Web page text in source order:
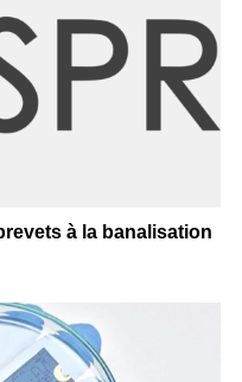
à la banalisation